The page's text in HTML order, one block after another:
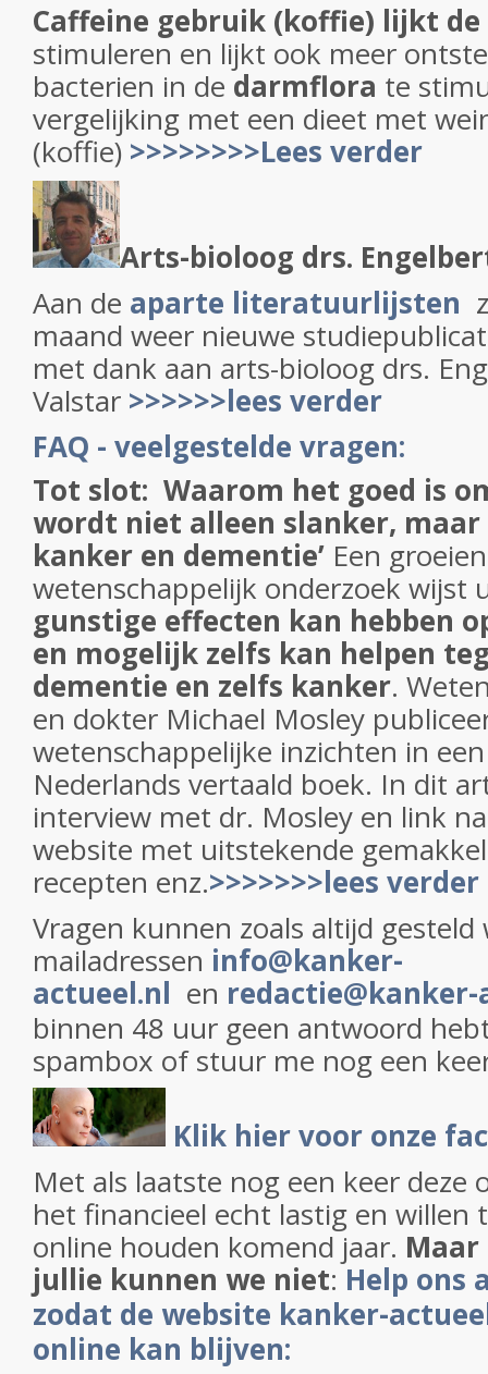
Caffeine gebruik (koffie) lijkt
stimuleren en lijkt ook meer
bacterien in de darmflora te
vergelijking met een dieet met
(koffie) >>>>>>>>Lees verder
Arts-bioloog drs.
Aan de aparte literatuurlijsten
maand weer nieuwe
met dank aan arts-bioloog drs.
Valstar >>>>>>lees verder
FAQ - veelgestelde vragen:
Tot slot: Waarom het goed is
wordt niet alleen slanker,
kanker en dementie’ Een
wetenschappelijk onderzoek wijst
gunstige effecten kan hebben
en mogelijk zelfs kan helpen
dementie en zelfs kanker.
en dokter Michael Mosley
wetenschappelijke inzichten in
Nederlands vertaald boek. In dit
interview met dr. Mosley en link
website met uitstekende
recepten enz.>>>>>>>lees verder
Vragen kunnen zoals altijd gesteld
mailadressen info@kanker-
actueel.nl en
binnen 48 uur geen antwoord
spambox of stuur me nog een
Klik hier voor onze
Met als laatste nog een keer deze
het financieel echt lastig en willen
online houden komend jaar.
jullie kunnen we niet: Help ons
zodat de website kanker-
online kan blijven: